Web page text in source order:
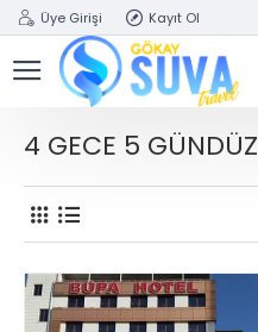
Üye Girişi Kayıt Ol
4 GECE 5 GÜNDÜZ